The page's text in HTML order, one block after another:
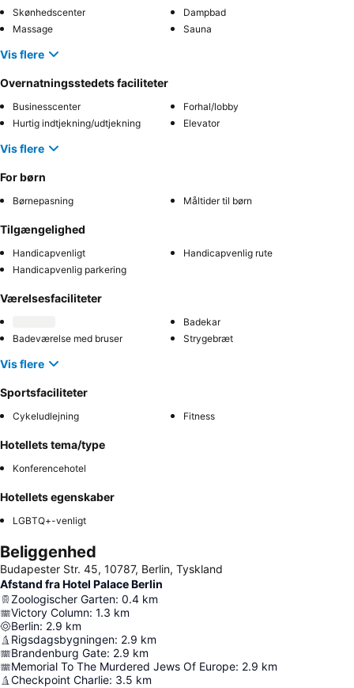
Skønhedscenter
Dampbad
Massage
Sauna
Vis flere
Overnatningsstedets faciliteter
Businesscenter
Forhal/lobby
Hurtig indtjekning/udtjekning
Elevator
Vis flere
For børn
Børnepasning Måltider til børn
Tilgængelighed
Handicapvenligt
Handicapvenlig rute
Handicapvenlig parkering
Værelsesfaciliteter
Badekar
Badeværelse med bruser
Strygebræt
Vis flere
Sportsfaciliteter
Cykeludlejning Fitness
Hotellets tema/type
Konferencehotel
Hotellets egenskaber
LGBTQ+-venligt
Beliggenhed
Budapester Str. 45, 10787, Berlin, Tyskland
Afstand fra Hotel Palace Berlin
Zoologischer Garten: 0.4 km
Victory Column: 1.3 km
Berlin: 2.9 km
Rigsdagsbygningen: 2.9 km
Brandenburg Gate: 2.9 km
Memorial To The Murdered Jews Of Europe: 2.9 km
Checkpoint Charlie: 3.5 km